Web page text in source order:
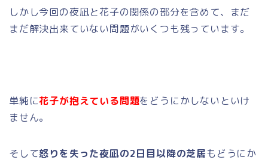
しかし今回の夜凪と花子の関係の部分を含めて、まだ
まだ解決出来ていない問題がいくつも残っています。
単純に花子が抱えている問題をどうにかしないといけ
ません。
そして怒りを失った夜凪の2日目以降の芝居もどうにか